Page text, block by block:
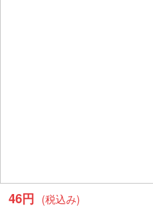
46円 (税込み)